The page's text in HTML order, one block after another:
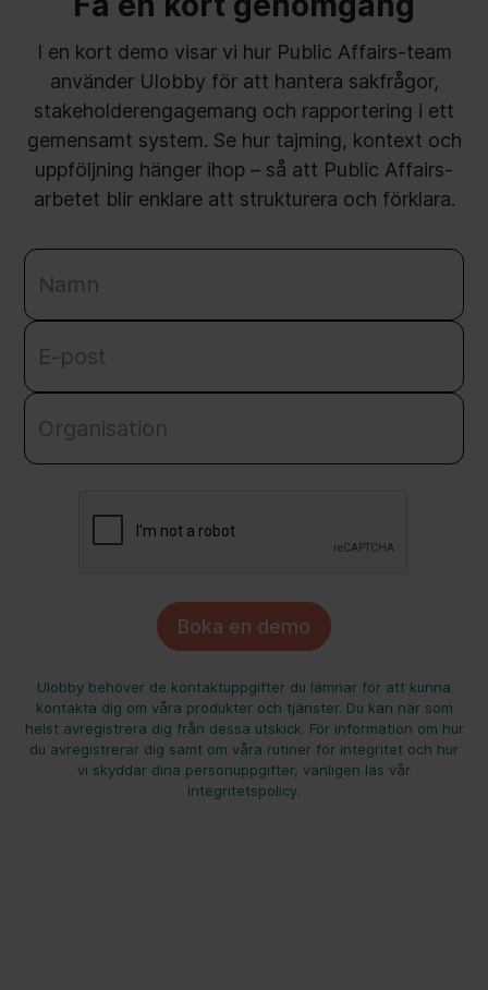
I en kort demo visar vi hur Public Affairs-team
använder Ulobby för att hantera sakfrågor,
stakeholderengagemang och rapportering i ett
gemensamt system. Se hur tajming, kontext och
uppföljning hänger ihop – så att Public Affairs-
arbetet blir enklare att strukturera och förklara.
Ulobby behöver de kontaktuppgifter du lämnar för att kunna
kontakta dig om våra produkter och tjänster. Du kan när som
helst avregistrera dig från dessa utskick. För information om hur
du avregistrerar dig samt om våra rutiner för integritet och hur
vi skyddar dina personuppgifter, vänligen läs vår
integritetspolicy.